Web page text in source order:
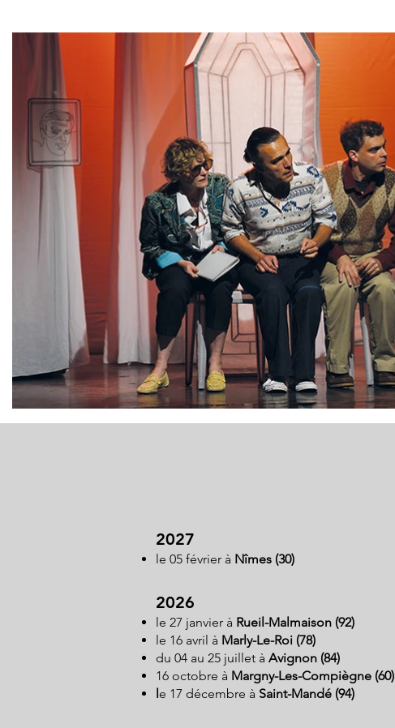
2027
le 05 février à Nîmes (30)
2026
le 27 janvier à Rueil-Malmaison (92)
le 16 avril à Marly-Le-Roi (78)
du 04 au 25 juillet à Avignon (84)
16 octobre à Margny-Les-Compiègne (60)
le 17 décembre à Saint-Mandé (94)